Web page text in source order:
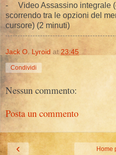
-
Video Assassino integrale
scorrendo tra le opzioni del
cursore) (2 minuti)
Jack O. Lyroid at 23:45
Condividi
Nessun commento:
Posta un commento
‹ Home